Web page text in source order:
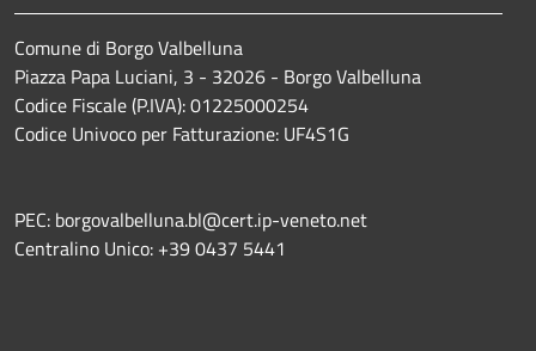
Comune di Borgo Valbelluna
Piazza Papa Luciani, 3 - 32026 - Borgo Valbelluna
Codice Fiscale (P.IVA): 01225000254
Codice Univoco per Fatturazione: UF4S1G
PEC: borgovalbelluna.bl@cert.ip-veneto.net
Centralino Unico: +39 0437 5441